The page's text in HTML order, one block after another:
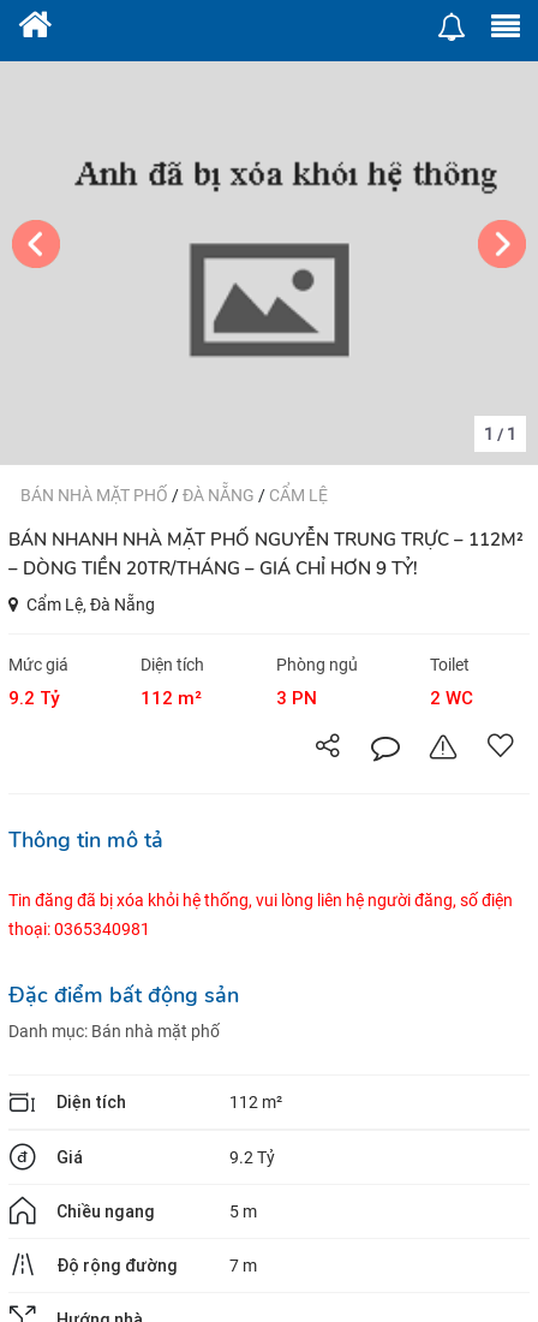
1 / 1
BÁN NHÀ MẶT PHỐ /ĐÀ NẴNG / CẨM LỆ
BÁN NHANH NHÀ MẶT PHỐ NGUYỄN TRUNG TRỰC – 112M²
– DÒNG TIỀN 20TR/THÁNG – GIÁ CHỈ HƠN 9 TỶ!
Cẩm Lệ, Đà Nẵng
Mức giá
9.2 Tỷ
Diện tích
112 m²
Phòng ngủ
3 PN
Toilet
2 WC
Thông tin mô tả
Tin đăng đã bị xóa khỏi hệ thống, vui lòng liên hệ người đăng, số điện
thoại: 0365340981
Đặc điểm bất động sản
Danh mục: Bán nhà mặt phố
Diện tích 112 m²
Giá 9.2 Tỷ
Chiều ngang 5 m
Độ rộng đường 7 m